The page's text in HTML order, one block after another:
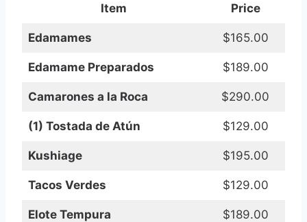
Item Price
Edamames $165.00
Edamame Preparados $189.00
Camarones a la Roca $290.00
(1) Tostada de Atún $129.00
Kushiage $195.00
Tacos Verdes $129.00
Elote Tempura $189.00